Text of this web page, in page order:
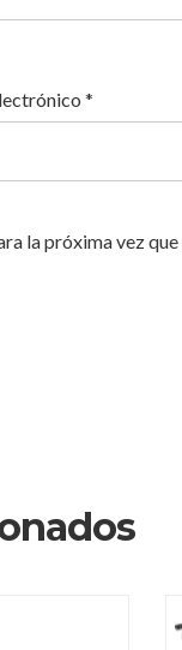
*
la próxima vez